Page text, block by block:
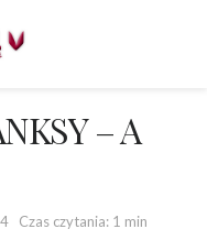
– A
Czas czytania: 1 min